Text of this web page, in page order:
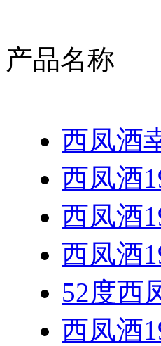
产品名称
西凤酒
西凤酒
西凤酒
西凤酒
52度西
西凤酒